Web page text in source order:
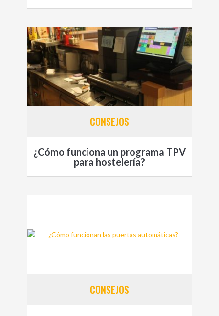
CONSEJOS
¿Cómo funciona un programa TPV
para hostelería?
CONSEJOS